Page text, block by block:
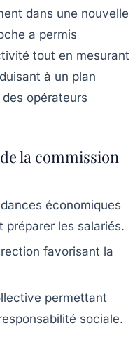
dans une nouvelle
a permis
tout en mesurant
à un plan
opérateurs
la commission
économiques
préparer les salariés.
favorisant la
permettant
sociale.